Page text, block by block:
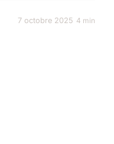
7 octobre 2025 4 min